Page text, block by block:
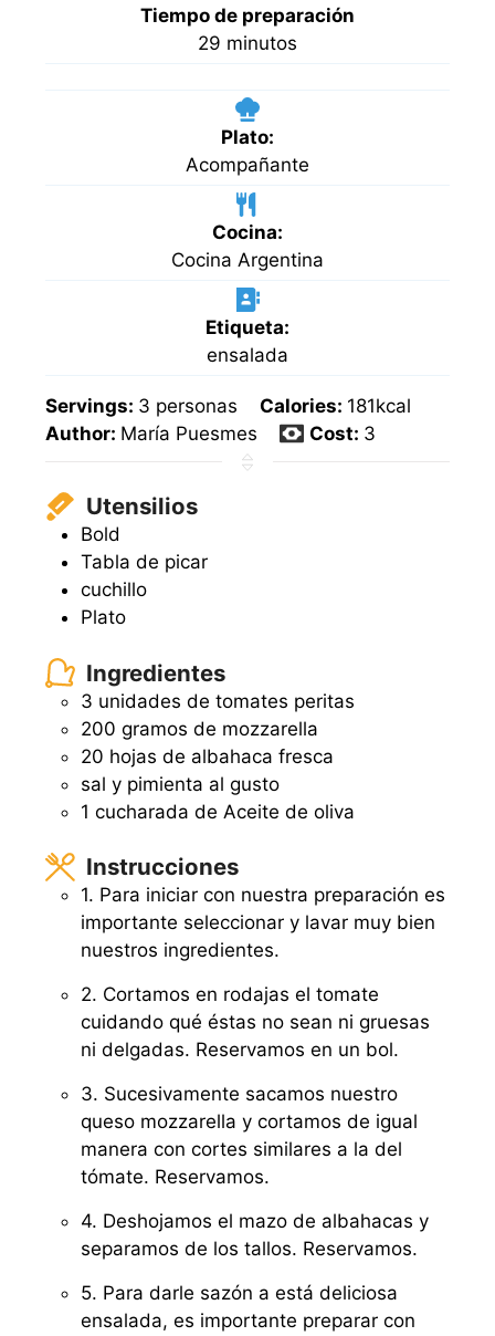
Tiempo de preparación
29 minutos
minutos
Plato:
Acompañante
Cocina:
Cocina Argentina
Etiqueta:
ensalada
Servings: 3 personas Calories: 181kcal
Author: María Puesmes Cost: 3
Utensilios
Bold
Tabla de picar
cuchillo
Plato
Ingredientes
3 unidades de tomates peritas
200 gramos de mozzarella
20 hojas de albahaca fresca
sal y pimienta al gusto
1 cucharada de Aceite de oliva
Instrucciones
1. Para iniciar con nuestra preparación es
importante seleccionar y lavar muy bien
nuestros ingredientes.
2. Cortamos en rodajas el tomate
cuidando qué éstas no sean ni gruesas
ni delgadas. Reservamos en un bol.
3. Sucesivamente sacamos nuestro
queso mozzarella y cortamos de igual
manera con cortes similares a la del
tómate. Reservamos.
4. Deshojamos el mazo de albahacas y
separamos de los tallos. Reservamos.
5. Para darle sazón a está deliciosa
ensalada, es importante preparar con